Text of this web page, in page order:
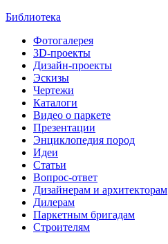
Библиотека
Фотогалерея
3D-проекты
Дизайн-проекты
Эскизы
Чертежи
Каталоги
Видео о паркете
Презентации
Энциклопедия пород
Идеи
Статьи
Вопрос-ответ
Дизайнерам и архитекторам
Дилерам
Паркетным бригадам
Строителям